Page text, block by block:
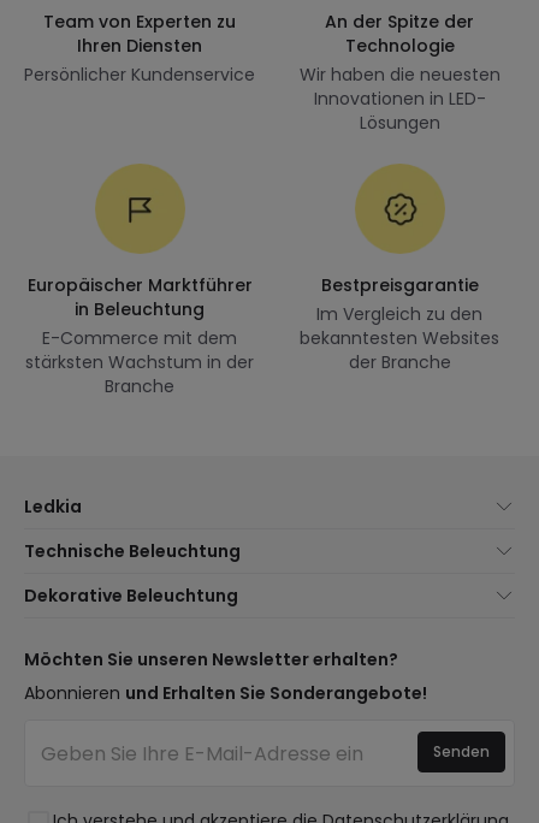
Team von Experten zu
Ihren Diensten
Persönlicher Kundenservice
An der Spitze der
Technologie
Wir haben die neuesten
Innovationen in LED-
Lösungen
Europäischer Marktführer
in Beleuchtung
E-Commerce mit dem
stärksten Wachstum in der
Branche
Bestpreisgarantie
Im Vergleich zu den
bekanntesten Websites
der Branche
Ledkia
Kundenservice
Versandmethoden
Sind Sie ein Profi?
Ethikkonzept
Anmelden
Technische Beleuchtung
Marken
Beleuchtung für Unternehmen
Dekorative Beleuchtung
Trends
Premium-Dekor-Marken
Räume
Möchten Sie unseren Newsletter erhalten?
Abonnieren und Erhalten Sie Sonderangebote!
Senden